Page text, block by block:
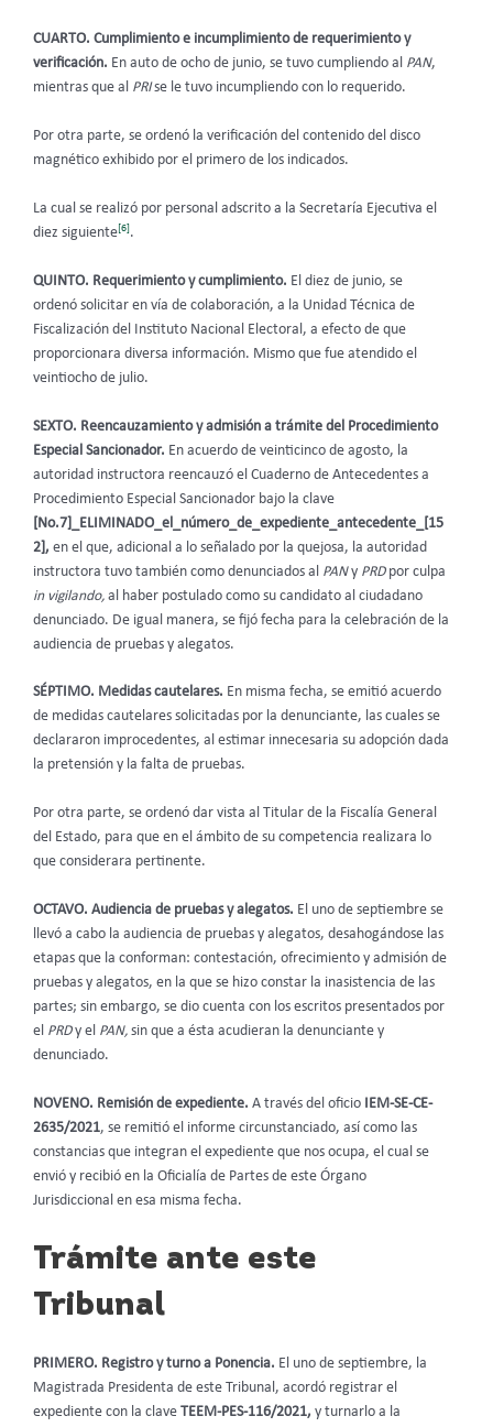
CUARTO. Cumplimiento e incumplimiento de requerimiento y
verificación. En auto de ocho de junio, se tuvo cumpliendo al PAN,
mientras que al PRIse le tuvo incumpliendo con lo requerido.
Por otra parte, se ordenó la verificación del contenido del disco
magnético exhibido por el primero de los indicados.
La cual se realizó por personal adscrito a la Secretaría Ejecutiva el
diez siguiente[6].
QUINTO. Requerimiento y cumplimiento. El diez de junio, se
ordenó solicitar en vía de colaboración, a la Unidad Técnica de
Fiscalización del Instituto Nacional Electoral, a efecto de que
proporcionara diversa información. Mismo que fue atendido el
veintiocho de julio.
SEXTO. Reencauzamiento y admisión a trámite del Procedimiento
Especial Sancionador. En acuerdo de veinticinco de agosto, la
autoridad instructora reencauzó el Cuaderno de Antecedentes a
Procedimiento Especial Sancionador bajo la clave
[No.7]_ELIMINADO_el_número_de_expediente_antecedente_[15
2], en el que, adicional a lo señalado por la quejosa, la autoridad
instructora tuvo también como denunciados al PANy PRD por culpa
in vigilando, al haber postulado como su candidato al ciudadano
denunciado. De igual manera, se fijó fecha para la celebración de la
audiencia de pruebas y alegatos.
SÉPTIMO. Medidas cautelares. En misma fecha, se emitió acuerdo
de medidas cautelares solicitadas por la denunciante, las cuales se
declararon improcedentes, al estimar innecesaria su adopción dada
la pretensión y la falta de pruebas.
Por otra parte, se ordenó dar vista al Titular de la Fiscalía General
del Estado, para que en el ámbito de su competencia realizara lo
que considerara pertinente.
OCTAVO. Audiencia de pruebas y alegatos. El uno de septiembre se
llevó a cabo la audiencia de pruebas y alegatos, desahogándose las
etapas que la conforman: contestación, ofrecimiento y admisión de
pruebas y alegatos, en la que se hizo constar la inasistencia de las
partes; sin embargo, se dio cuenta con los escritos presentados por
el PRDy el PAN, sin que a ésta acudieran la denunciante y
denunciado.
NOVENO. Remisión de expediente. A través del oficio
IEM-SE-CE-
2635/2021, se remitió el informe circunstanciado, así como las
constancias que integran el expediente que nos ocupa, el cual se
envió y recibió en la Oficialía de Partes de este Órgano
Jurisdiccional en esa misma fecha.
Trámite ante este
Tribunal
PRIMERO. Registro y turno a Ponencia. El uno de septiembre, la
Magistrada Presidenta de este Tribunal, acordó registrar el
expediente con la clave TEEM-PES-116/2021, y turnarlo a la